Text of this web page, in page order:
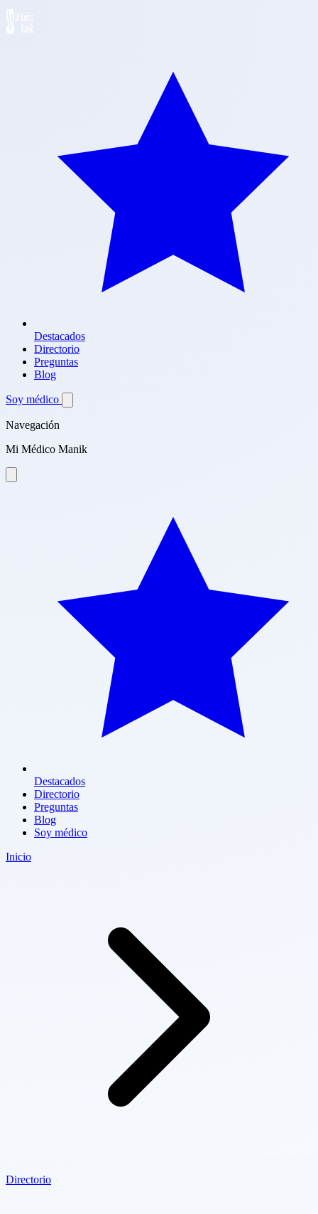
Destacados
Directorio
Preguntas
Blog
Soy médico
Navegación
Mi Médico Manik
Destacados
Directorio
Preguntas
Blog
Soy médico
Inicio
Directorio